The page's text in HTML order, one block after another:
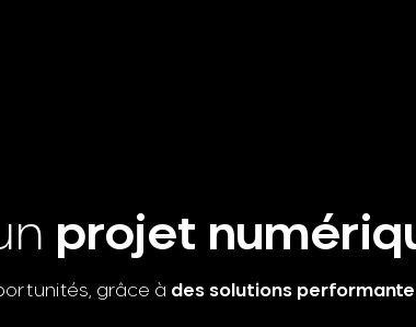
projet
grâce à des solutions